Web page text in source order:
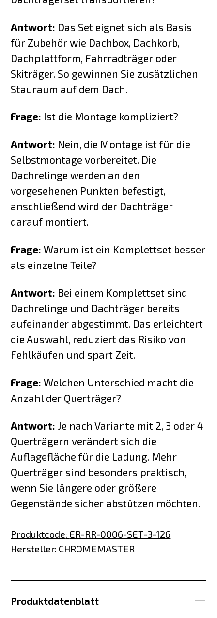
Antwort: Das Set eignet sich als Basis
für Zubehör wie Dachbox, Dachkorb,
Dachplattform, Fahrradträger oder
Skiträger. So gewinnen Sie zusätzlichen
Stauraum auf dem Dach.
Frage: Ist die Montage kompliziert?
Antwort: Nein, die Montage ist für die
Selbstmontage vorbereitet. Die
Dachrelinge werden an den
vorgesehenen Punkten befestigt,
anschließend wird der Dachträger
darauf montiert.
Frage: Warum ist ein Komplettset besser
als einzelne Teile?
Antwort: Bei einem Komplettset sind
Dachrelinge und Dachträger bereits
aufeinander abgestimmt. Das erleichtert
die Auswahl, reduziert das Risiko von
Fehlkäufen und spart Zeit.
Frage: Welchen Unterschied macht die
Anzahl der Querträger?
Antwort: Je nach Variante mit 2, 3 oder 4
Querträgern verändert sich die
Auflagefläche für die Ladung. Mehr
Querträger sind besonders praktisch,
wenn Sie längere oder größere
Gegenstände sicher abstützen möchten.
Produktcode: ER-RR-0006-SET-3-126
Hersteller: CHROMEMASTER
Produktdatenblatt